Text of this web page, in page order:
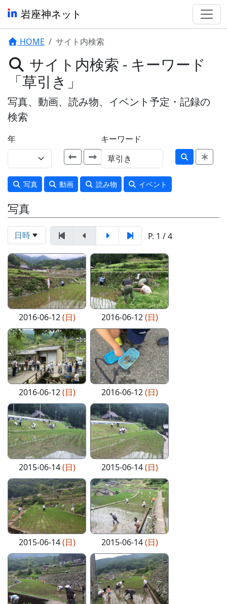
岩座神ネット
HOME サイト内検索
サイト内検索 - キーワード
「草引き」
写真、動画、読み物、イベント予定・記録の
検索
年 キーワード
写真 動画 読み物 イベント
写真
日時 P. 1 / 4
2016-06-12(日) 2016-06-12(日)
2016-06-12(日) 2016-06-12(日)
2015-06-14(日) 2015-06-14(日)
2015-06-14(日) 2015-06-14(日)